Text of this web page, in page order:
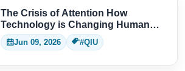
The Crisis of Attention How
Technology is Changing Human
Thinking
Jun 09, 2026 #QIU